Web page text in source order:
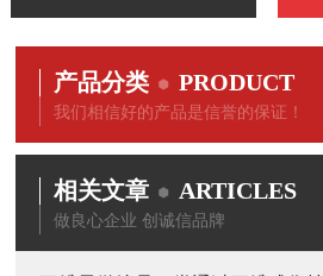
产品分类 PRODUCT
我们相信好的产品是信誉的保证！
相关文章 ARTICLES
做良心企业 创诚信品牌